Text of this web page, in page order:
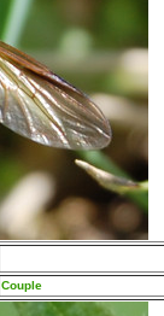
Couple